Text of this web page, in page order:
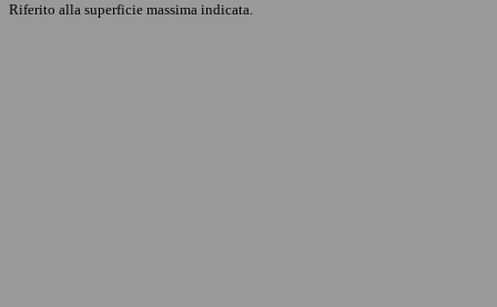
Riferito alla superficie massima indicata.